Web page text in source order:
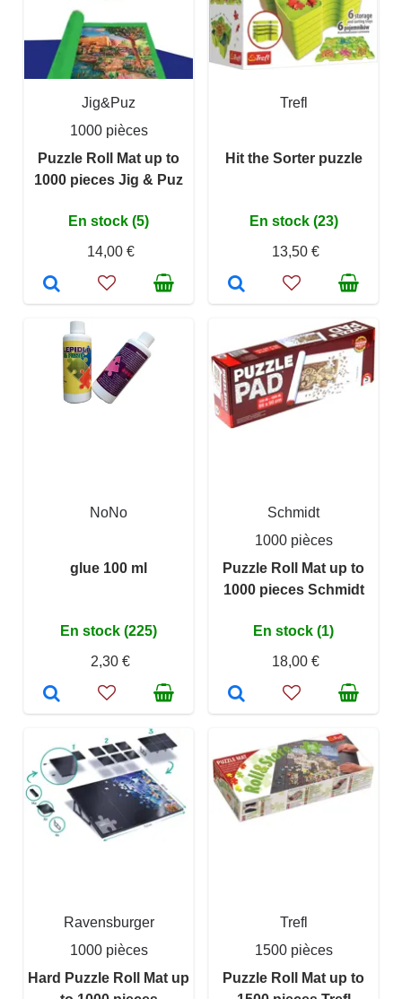
Jig&Puz
1000 pièces
Puzzle Roll Mat up to
1000 pieces Jig & Puz
En stock (5)
14,00 €
Trefl
Hit the Sorter puzzle
En stock (23)
13,50 €
NoNo
glue 100 ml
En stock (225)
2,30 €
Schmidt
1000 pièces
Puzzle Roll Mat up to
1000 pieces Schmidt
En stock (1)
18,00 €
Ravensburger
1000 pièces
Hard Puzzle Roll Mat up
Trefl
1500 pièces
Puzzle Roll Mat up to